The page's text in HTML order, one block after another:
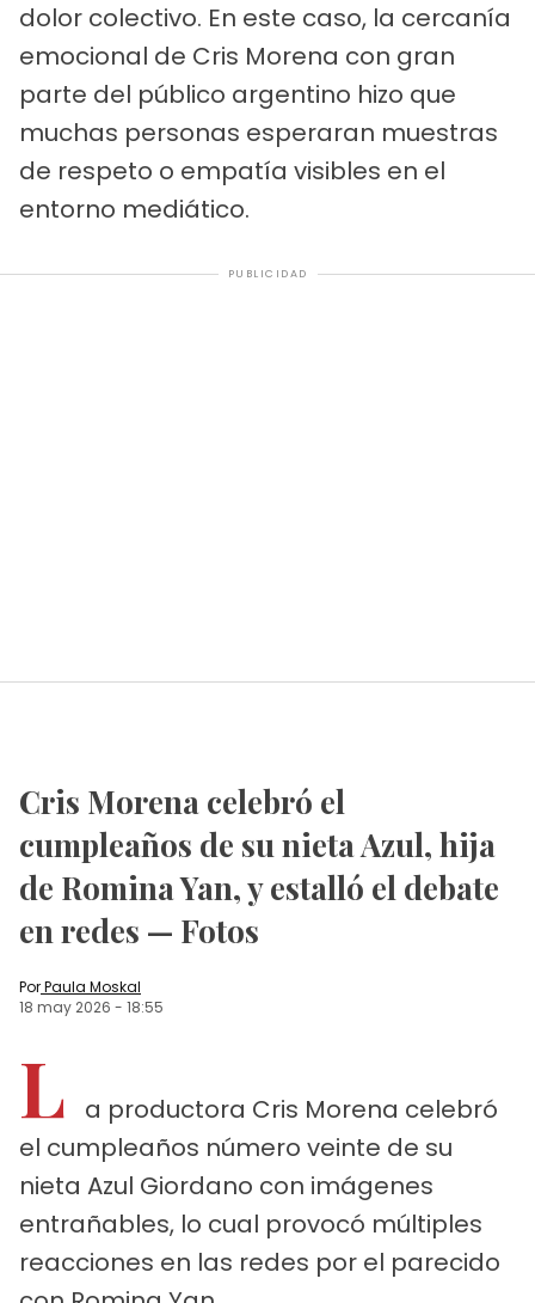
dolor colectivo. En este caso, la cercanía
emocional de Cris Morena con gran
parte del público argentino hizo que
muchas personas esperaran muestras
de respeto o empatía visibles en el
entorno mediático.
PUBLICIDAD
Cris Morena celebró el
cumpleaños de su nieta Azul, hija
de Romina Yan, y estalló el debate
en redes — Fotos
PorPaula Moskal
18 may 2026 - 18:55
L
a productora Cris Morena celebró
el cumpleaños número veinte de su
nieta Azul Giordano con imágenes
entrañables, lo cual provocó múltiples
reacciones en las redes por el parecido